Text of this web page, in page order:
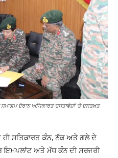
ਦੌਰਾਨ ਅਧਿਕਾਰਤ ਦਸਤਾਵੇਜ਼ਾਂ ‘ਤੇ ਦਸਤਖ਼ਤ
ਸਤਿਕਾਰਤ ਕੰਨ, ਨੱਕ ਅਤੇ ਗਲੇ ਦੇ
ਇਮਪਲਾਂਟ ਅਤੇ ਮੱਧ ਕੰਨ ਦੀ ਸਰਜਰੀ